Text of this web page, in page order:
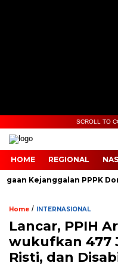
SCROLL TO
HOME REGIONAL
Kejanggalan PPPK
Home / INTERNASIONAL
Lancar, PPIH
wukufkan 477
Risti, dan